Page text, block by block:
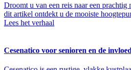
Droomt u van een reis naar een
dit artikel ontdekt u de mooiste
Lees het verhaal
Cesenatico voor senioren en de